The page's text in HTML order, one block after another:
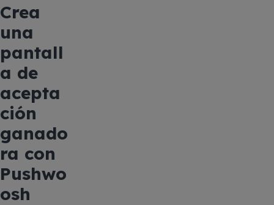
Crea
una
pantall
a de
acepta
ción
ganado
ra con
Pushwo
osh